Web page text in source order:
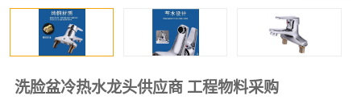
洗脸盆冷热水龙头供应商 工程物料采购